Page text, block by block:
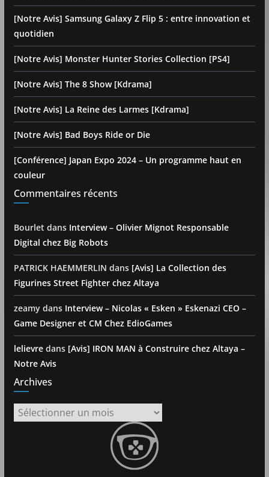
[Notre Avis] Samsung Galaxy Z Flip 5 : entre innovation et
quotidien
[Notre Avis] Monster Hunter Stories Collection [PS4]
[Notre Avis] The 8 Show [Kdrama]
[Notre Avis] La Reine des Larmes [Kdrama]
[Notre Avis] Bad Boys Ride or Die
[Conférence] Japan Expo 2024 – Un programme haut en
couleur
Commentaires récents
Bourlet dans Interview – Olivier Mignot Responsable
Digital chez Big Robots
PATRICK HAEMMERLIN dans [Avis] La Collection des
Figurines Street Fighter chez Altaya
zeamydans Interview – Nicolas « Esken » Eskenazi CEO –
Game Designer et CM Chez EdioGames
lelievredans [Avis] IRON MAN à Construire chez Altaya –
Notre Avis
Archives
Archives